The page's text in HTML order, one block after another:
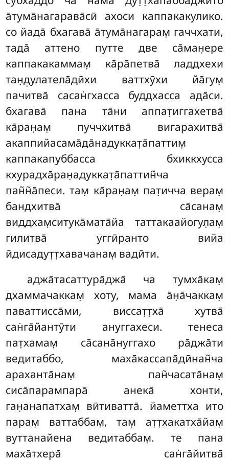
а̄тума̄нагарава̄сӣ ахоси каппакакулико.
со йада̄ бхагава̄ а̄тума̄нагарам̣ гаччхати,
тада̄ аттено путте две са̄ман̣ере
каппакакаммам̣ ка̄ра̄петва̄ ладдхехи
тан̣д̣улатела̄дӣхи ваттхӯхи йа̄гум̣
пачитва̄ сасан̇гхасса буддхасса ада̄си.
бхагава̄ пана та̄ни аппат̣иггахетва̄
ка̄ран̣ам̣ пуччхитва̄ вигарахитва̄
акаппийасама̄да̄надуккат̣а̄паттим̣
каппакапуббасса бхиккхусса
кхурадха̄ран̣адуккат̣а̄паттин̃ча
пан̃н̃а̄песи. там̣ ка̄ран̣ам̣ пат̣ичча верам̣
бандхитва̄ са̄санам̣
виддхам̣ситука̄мата̄йа таттакаайогул̣ам̣
гилитва̄ уггӣранто вийа
ӣдисадут̣т̣хавачанам̣ вадӣти.
аджа̄тасаттура̄джа̄ ча тумха̄кам̣
дхаммачаккам̣ хоту, мама а̄н̣а̄чаккам̣
паваттисса̄ми, виссат̣т̣ха̄ хутва̄
сан̇га̄йантӯти ануггахеси. тенеса
пат̣хамам̣ са̄сана̄нуггахо ра̄джа̄ти
ведитаббо, маха̄кассапа̄дӣнан̃ча
араханта̄нам̣ пан̃часата̄нам̣
сиса̄парампара̄ анека̄ хонти,
ган̣анапатхам̣ вӣтиватта̄. йаметтха ито
парам̣ ваттаббам̣, там̣ ат̣т̣хакатха̄йам̣
вуттанайена ведитаббам̣. те пана
маха̄тхера̄ сан̇га̄йитва̄